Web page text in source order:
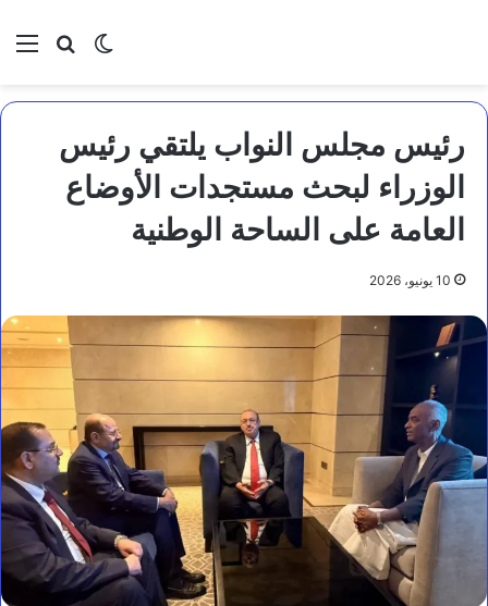
بحثالوضع
رئيس مجلس النواب يلتقي رئيس
الوزراء لبحث مستجدات الأوضاع
العامة على الساحة الوطنية
10 يونيو، 2026